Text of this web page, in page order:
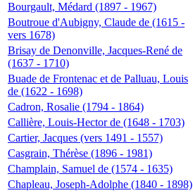
Bourgault, Médard (1897 - 1967)
Boutroue d'Aubigny, Claude de (1615 -
vers 1678)
Brisay de Denonville, Jacques-René de
(1637 - 1710)
Buade de Frontenac et de Palluau, Louis
de (1622 - 1698)
Cadron, Rosalie (1794 - 1864)
Callière, Louis-Hector de (1648 - 1703)
Cartier, Jacques (vers 1491 - 1557)
Casgrain, Thérèse (1896 - 1981)
Champlain, Samuel de (1574 - 1635)
Chapleau, Joseph-Adolphe (1840 - 1898)